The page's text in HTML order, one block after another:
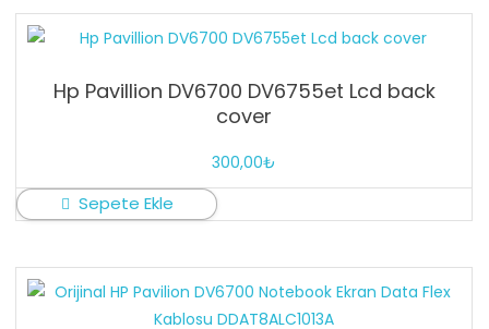
Hp Pavillion DV6700 DV6755et Lcd back
cover
300,00₺
Sepete Ekle